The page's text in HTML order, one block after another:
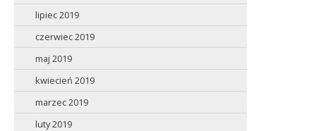
lipiec 2019
czerwiec 2019
maj 2019
kwiecień 2019
marzec 2019
luty 2019